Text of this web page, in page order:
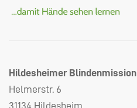
Hildesheimer Blindenmission
Helmerstr. 6
31134 Hildesheim